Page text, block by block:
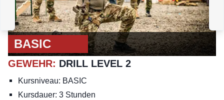
GEWEHR: DRILL LEVEL 1
BASIC
GEWEHR: DRILL LEVEL 2
Kursniveau: BASIC
Kursdauer: 3 Stunden